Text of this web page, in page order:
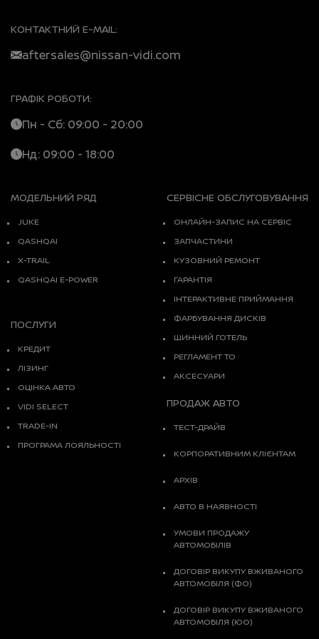
КОНТАКТНИЙ E-MAIL:
aftersales@nissan-vidi.com
ГРАФІК РОБОТИ:
Пн - Сб: 09:00 - 20:00
Нд: 09:00 - 18:00
МОДЕЛЬНИЙ РЯД
JUKE
QASHQAI
X-TRAIL
QASHQAI E-POWER
СЕРВІСНЕ ОБСЛУГОВУВАННЯ
ОНЛАЙН-ЗАПИС НА СЕРВІС
ЗАПЧАСТИНИ
КУЗОВНИЙ РЕМОНТ
ГАРАНТІЯ
ІНТЕРАКТИВНЕ ПРИЙМАННЯ
ФАРБУВАННЯ ДИСКІВ
ШИННИЙ ГОТЕЛЬ
РЕГЛАМЕНТ ТО
АКСЕСУАРИ
ПОСЛУГИ
КРЕДИТ
ЛІЗИНГ
ОЦІНКА АВТО
VIDI SELECT
TRADE-IN
ПРОГРАМА ЛОЯЛЬНОСТІ
ПРОДАЖ АВТО
ТЕСТ-ДРАЙВ
КОРПОРАТИВНИМ КЛІЄНТАМ
АРХІВ
АВТО В НАЯВНОСТІ
УМОВИ ПРОДАЖУ
АВТОМОБІЛІВ
ДОГОВІР ВИКУПУ ВЖИВАНОГО
АВТОМОБІЛЯ (ФО)
ДОГОВІР ВИКУПУ ВЖИВАНОГО
АВТОМОБІЛЯ (ЮО)